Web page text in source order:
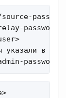
password>
указали в
password>